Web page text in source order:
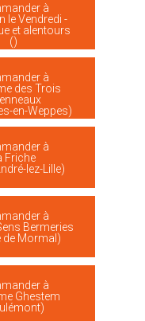
à
le Vendredi -
et alentours
()
à
des Trois
en-Weppes)
à
Friche
lez-Lille)
à
Bermeries
de Mormal)
à
Ghestem